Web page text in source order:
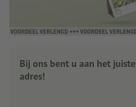
Bij ons bent u aan het juiste
adres!